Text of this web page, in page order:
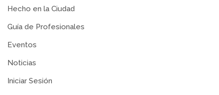
Hecho en la Ciudad
Guía de Profesionales
Eventos
Noticias
Iniciar Sesión